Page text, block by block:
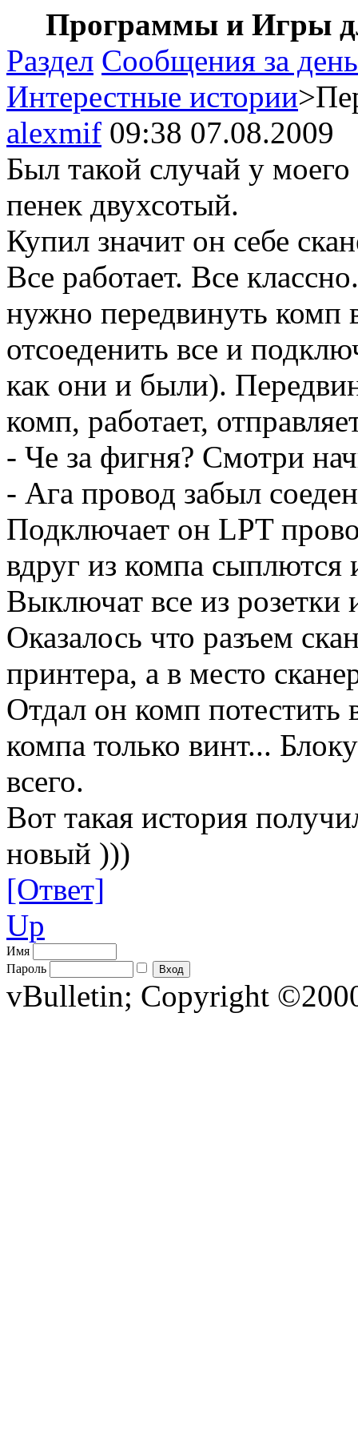
Программы и Игры
Раздел Сообщения за день
Интерестные истории
alexmif 09:38 07.08.2009
Был такой случай у
пенек двухсотый.
Купил значит он себе
Все работает. Все
нужно передвинуть комп
отсоеденить все и
как они и были).
комп, работает,
- Че за фигня? Смотри
- Ага провод забыл
Подключает он LPT
вдруг из компа
Выключат все из розетки
Оказалось что разъем
принтера, а в место
Отдал он комп
компа только винт...
всего.
Вот такая история
новый )))
[Ответ]
Up
Имя
Пароль
vBulletin; Copyright